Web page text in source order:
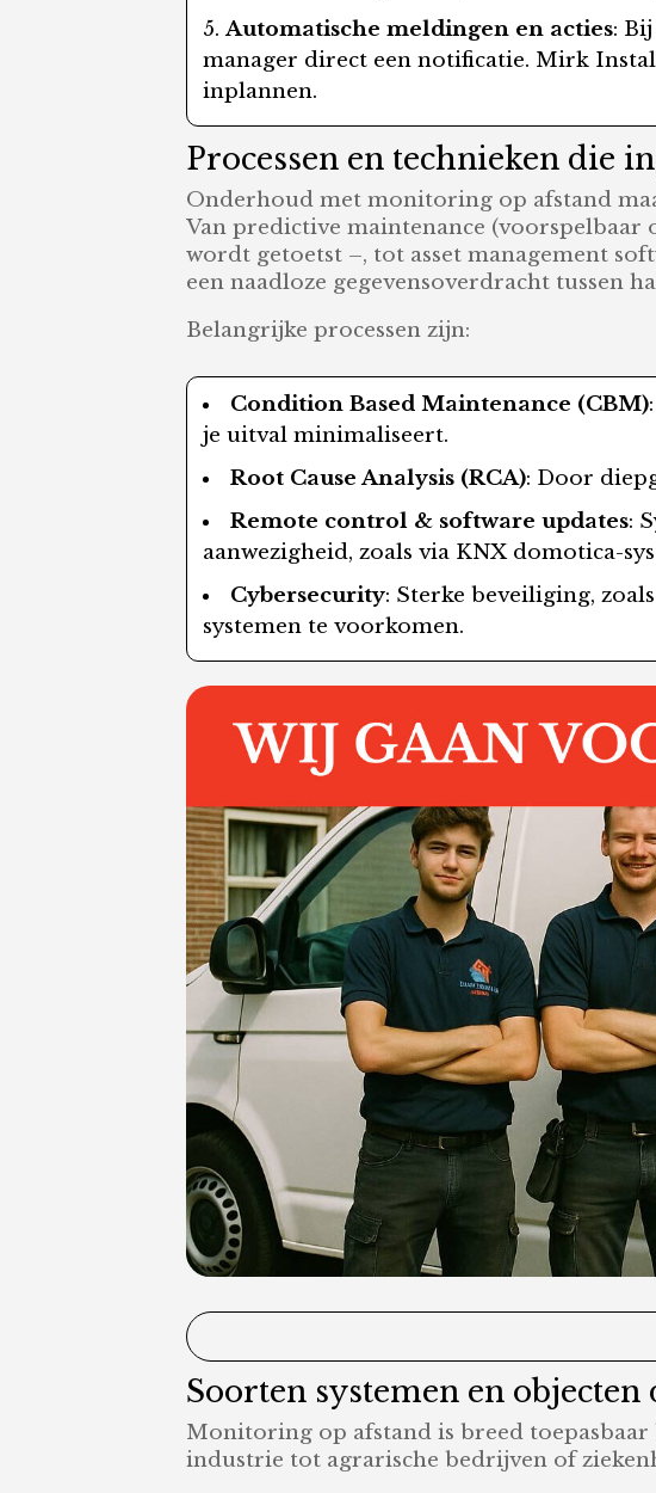
Automatische meldingen en acties:
manager direct een notificatie. Mirk
inplannen.
Processen en technieken die
Onderhoud met monitoring op afstand
Van predictive maintenance
wordt getoetst –, tot asset management
een naadloze gegevensoverdracht tussen
Belangrijke processen zijn:
Condition Based Maintenance (CBM)
je uitval minimaliseert.
Root Cause Analysis (RCA): Door
Remote control & software updates:
aanwezigheid, zoals via KNX domotica-
Cybersecurity: Sterke beveiliging,
systemen te voorkomen.
Soorten systemen en
Monitoring op afstand is breed
industrie tot agrarische bedrijven of